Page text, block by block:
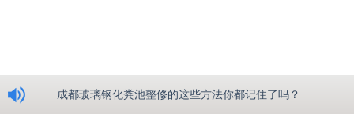
成都玻璃钢化粪池整修的这些方法你都记住了吗？